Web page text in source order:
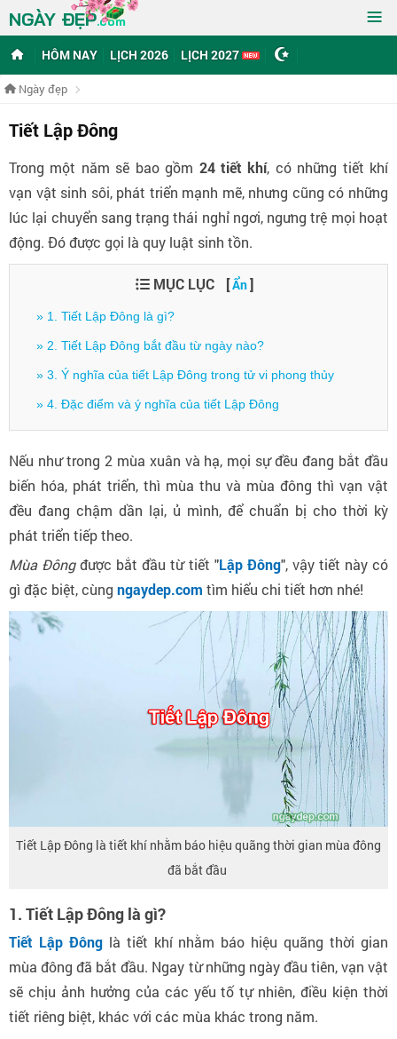
NGÀY ĐẸP.com ≡
HÔM NAY LỊCH 2026 LỊCH 2027
Ngày đẹp
Tiết Lập Đông
Trong một năm sẽ bao gồm 24 tiết khí, có những tiết khí
vạn vật sinh sôi, phát triển mạnh mẽ, nhưng cũng có những
lúc lại chuyển sang trạng thái nghỉ ngơi, ngưng trệ mọi hoạt
động. Đó được gọi là quy luật sinh tồn.
MỤC LỤC [Ẩn]
» 1. Tiết Lập Đông là gì?
» 2. Tiết Lập Đông bắt đầu từ ngày nào?
» 3. Ý nghĩa của tiết Lập Đông trong tử vi phong thủy
» 4. Đặc điểm và ý nghĩa của tiết Lập Đông
Nếu như trong 2 mùa xuân và hạ, mọi sự đều đang bắt đầu
biến hóa, phát triển, thì mùa thu và mùa đông thì vạn vật
đều đang chậm dần lại, ủ mình, để chuẩn bị cho thời kỳ
phát triển tiếp theo.
Mùa Đôngđược bắt đầu từ tiết "Lập Đông", vậy tiết này có
gì đặc biệt, cùng ngaydep.com tìm hiểu chi tiết hơn nhé!
Tiết Lập Đông là tiết khí nhằm báo hiệu quãng thời gian mùa đông
đã bắt đầu
1. Tiết Lập Đông là gì?
Tiết Lập Đônglà tiết khí nhằm báo hiệu quãng thời gian
mùa đông đã bắt đầu. Ngay từ những ngày đầu tiên, vạn vật
sẽ chịu ảnh hưởng của các yếu tố tự nhiên, điều kiện thời
tiết riêng biệt, khác với các mùa khác trong năm.